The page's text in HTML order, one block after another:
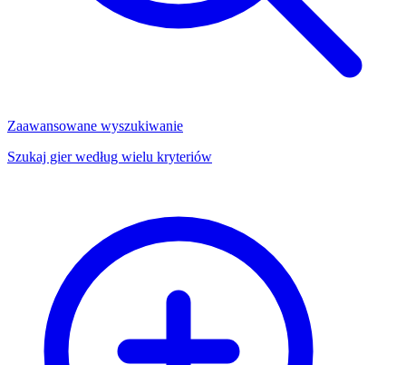
Zaawansowane wyszukiwanie
Szukaj gier według wielu kryteriów